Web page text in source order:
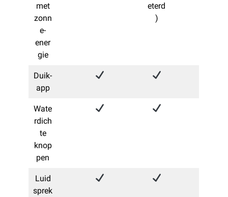
met
zonn
e-
ener
gie
eterd
)
Duik-
app
Wate
rdich
te
knop
pen
Luid
sprek